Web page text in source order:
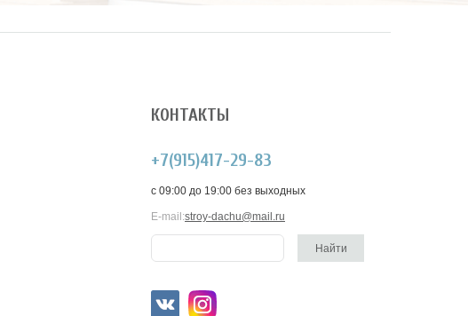
КОНТАКТЫ
+7(915)417-29-83
c 09:00 до 19:00 без выходных
E-mail:stroy-dachu@mail.ru